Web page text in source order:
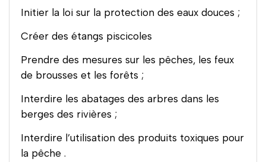
Initier la loi sur la protection des eaux douces ;
Créer des étangs piscicoles
Prendre des mesures sur les pêches, les feux
de brousses et les forêts ;
Interdire les abatages des arbres dans les
berges des rivières ;
Interdire l’utilisation des produits toxiques pour
la pêche .